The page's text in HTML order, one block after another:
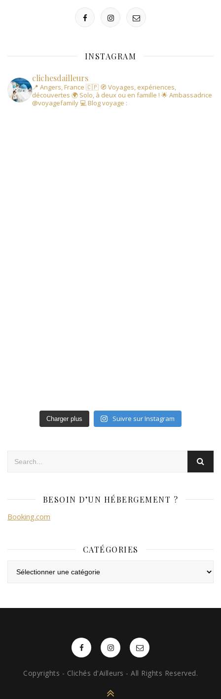
INSTAGRAM
clichesdailleurs
📍 Angers, France 🇨🇵 🧭 Voyages, expériences,
découvertes 🌍 Solo, à deux ou en famille ! 🌟 Ambassadrice
@voyagefamily 💻 Blog voyage :
Charger plus Suivre sur Instagram
BESOIN D’UN HÉBERGEMENT ?
Booking.com
CATÉGORIES
Copyrights - Clichés d'Ailleurs - All Rights Reserved.